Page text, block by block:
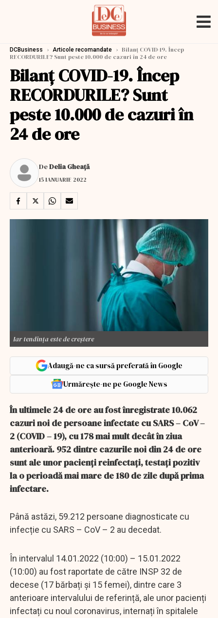
DCBusiness › Articole recomandate › Bilanț COVID-19. Încep
RECORDURILE? Sunt peste 10.000 de cazuri în 24 de ore
Bilanț COVID-19. Încep
RECORDURILE? Sunt
peste 10.000 de cazuri în
24 de ore
DeDelia Gheață
15 IANUARIE 2022
Iar tendința este de creștere
Adaugă-ne ca sursă preferată în Google
Urmărește-ne pe Google News
În ultimele 24 de ore au fost înregistrate 10.062
cazuri noi de persoane infectate cu SARS – CoV –
2 (COVID – 19), cu 178 mai mult decât în ziua
anterioară. 952 dintre cazurile noi din 24 de ore
sunt ale unor pacienți reinfectați, testați pozitiv
la o perioadă mai mare de 180 de zile după prima
infectare.
Până astăzi, 59.212 persoane diagnosticate cu
infecție cu SARS – CoV – 2 au decedat.
În intervalul 14.01.2022 (10:00) – 15.01.2022
(10:00) au fost raportate de către INSP 32 de
decese (17 bărbați și 15 femei), dintre care 3
anterioare intervalului de referință, ale unor pacienți
infectați cu noul coronavirus, internați în spitalele